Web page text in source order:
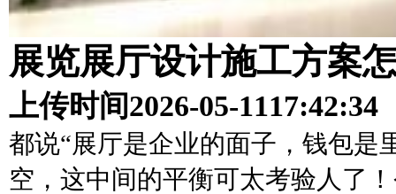
展览展厅设计施工方案
上传时间2026-05-1117:42:34
都说“展厅是企业的面子，钱包是
空，这中间的平衡可太考验人了